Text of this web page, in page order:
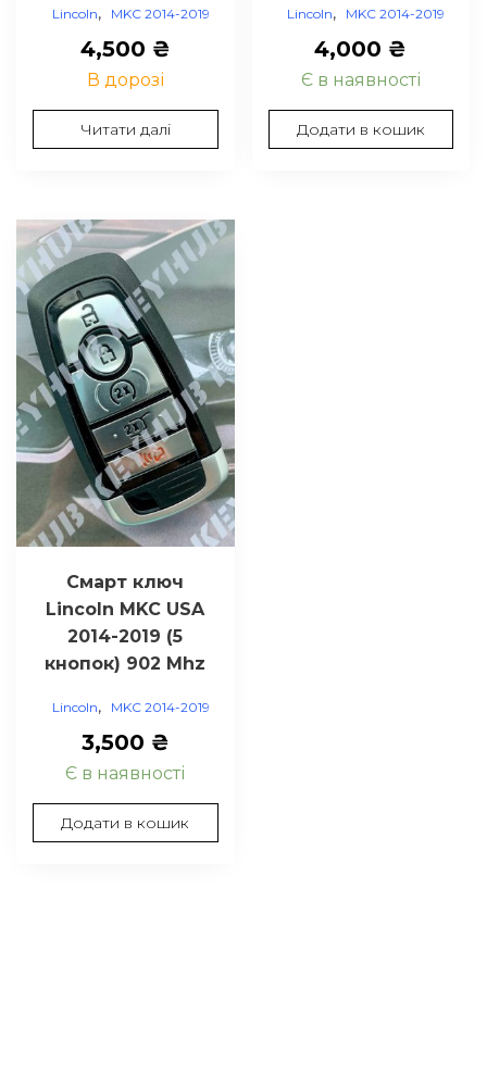
Lincoln, MKC 2014-2019
4,500 ₴
В дорозі
Читати далі
Lincoln, MKC 2014-2019
4,000 ₴
Є в наявності
Додати в кошик
Смарт ключ
Lincoln MKC USA
2014-2019 (5
кнопок) 902 Mhz
Lincoln, MKC 2014-2019
3,500 ₴
Є в наявності
Додати в кошик